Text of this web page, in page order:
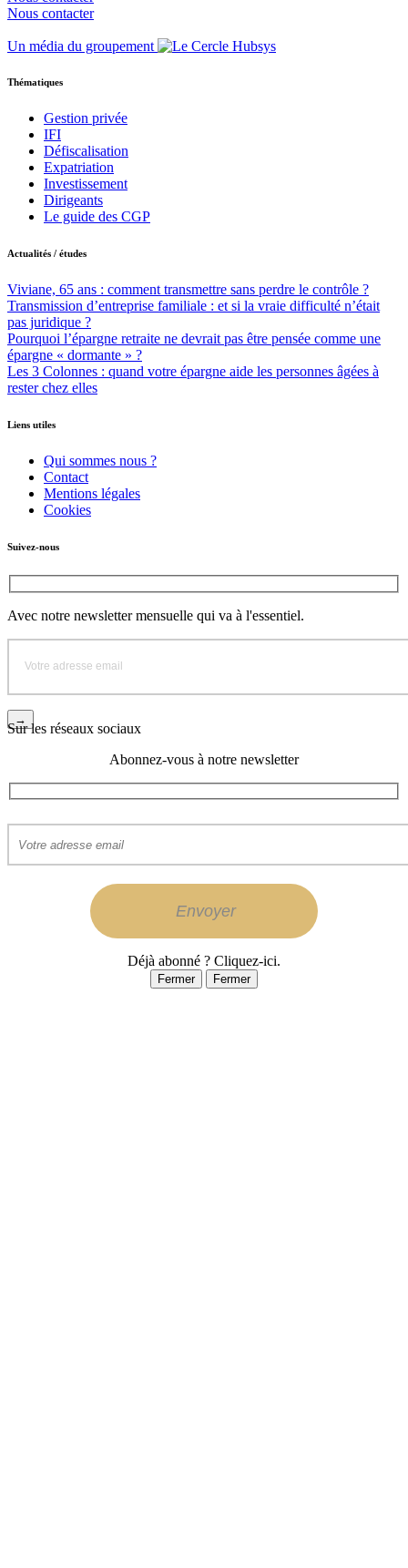
Nous contacter
Un média du groupement
Thématiques
Gestion privée
IFI
Défiscalisation
Expatriation
Investissement
Dirigeants
Le guide des CGP
Actualités / études
Viviane, 65 ans : comment transmettre sans perdre le contrôle ?
Transmission d’entreprise familiale : et si la vraie difficulté n’était
pas juridique ?
Pourquoi l’épargne retraite ne devrait pas être pensée comme une
épargne « dormante » ?
Les 3 Colonnes : quand votre épargne aide les personnes âgées à
rester chez elles
Liens utiles
Qui sommes nous ?
Contact
Mentions légales
Cookies
Suivez-nous
Avec notre newsletter mensuelle qui va à l'essentiel.
Sur les réseaux sociaux
Abonnez-vous à notre newsletter
Déjà abonné ? Cliquez-ici.
Fermer Fermer